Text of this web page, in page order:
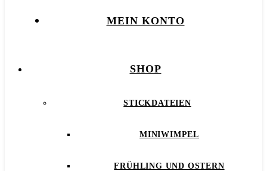
MEIN KONTO
SHOP
STICKDATEIEN
MINIWIMPEL
FRÜHLING UND OSTERN